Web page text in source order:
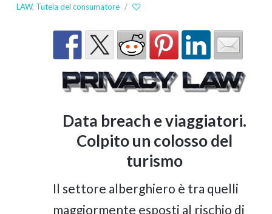
LAW, Tutela del consumatore /
Data breach e viaggiatori.
Colpito un colosso del
turismo
Il settore alberghiero è tra quelli
maggiormente esposti al rischio di